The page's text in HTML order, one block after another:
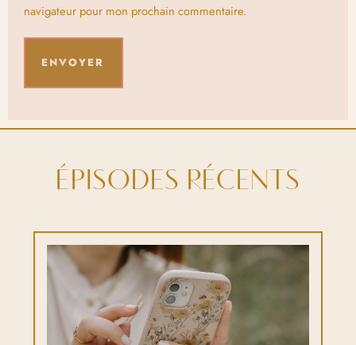
navigateur pour mon prochain commentaire.
ÉPISODES RÉCENTS